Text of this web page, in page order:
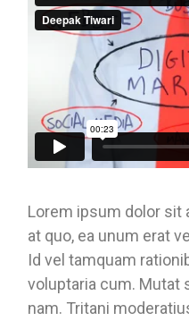
Lorem ipsum dolor sit
at quo, ea unum erat
Id vel tamquam
voluptaria cum. Mutat
nam. Tritani